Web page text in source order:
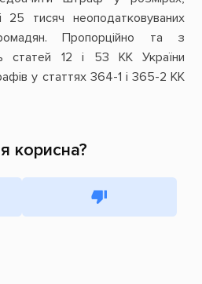
25 тисяч неоподатковуваних
Пропорційно та з
статей 12 і 53 КК України
у статтях 364-1 і 365-2 КК
корисна?